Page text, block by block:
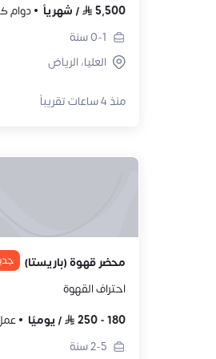
5,500
/ شهرياً
دوام
0-1سنة
العليا، الرياض
منذ 4 ساعات تقريباً
محضر قهوة (باريستا)
احتراف القهوة
180
-
250
/يوميًا
2-5سنة